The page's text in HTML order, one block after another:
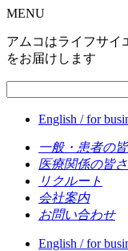
MENU
アムコはライフサイ
をお届けします
English / for
一般・患者の
医療関係の皆
リクルート
会社案内
お問い合わせ
English / for